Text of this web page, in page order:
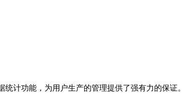
计功能，为用户生产的管理提供了强有力的保证。